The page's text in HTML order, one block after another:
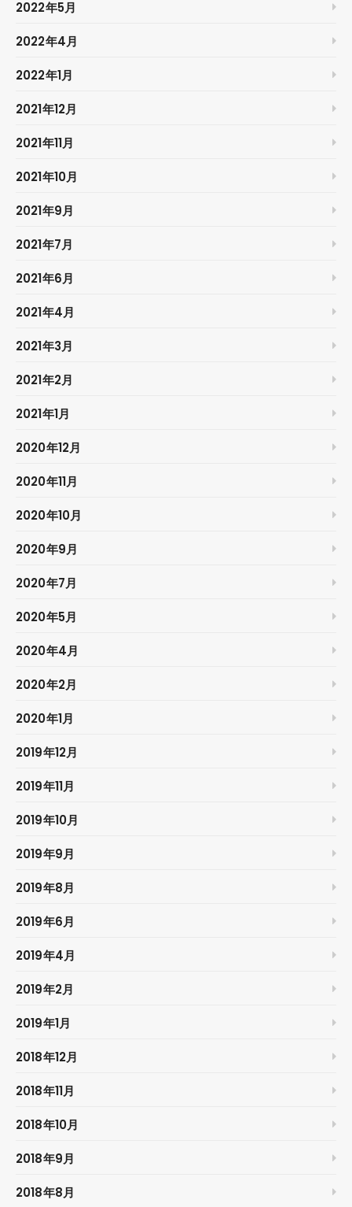
2022年5月
2022年4月
2022年1月
2021年12月
2021年11月
2021年10月
2021年9月
2021年7月
2021年6月
2021年4月
2021年3月
2021年2月
2021年1月
2020年12月
2020年11月
2020年10月
2020年9月
2020年7月
2020年5月
2020年4月
2020年2月
2020年1月
2019年12月
2019年11月
2019年10月
2019年9月
2019年8月
2019年6月
2019年4月
2019年2月
2019年1月
2018年12月
2018年11月
2018年10月
2018年9月
2018年8月